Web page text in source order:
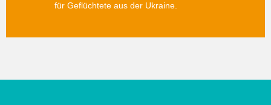
für Geflüchtete aus der Ukraine.